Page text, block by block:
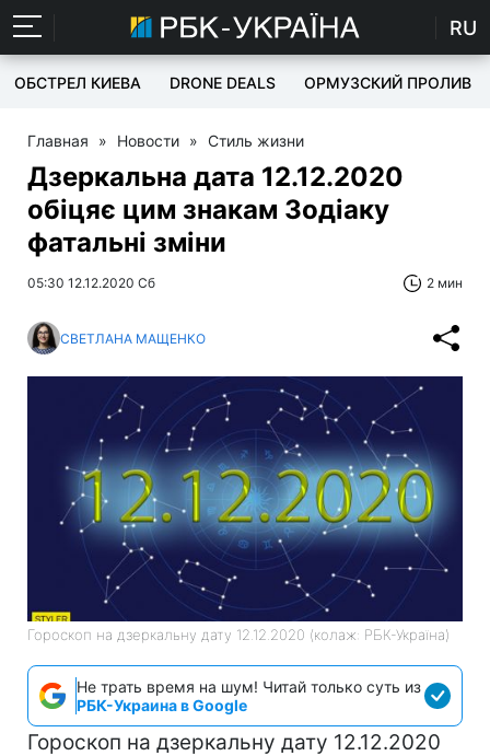
RU
ОБСТРЕЛ КИЕВА DRONE DEALS ОРМУЗСКИЙ ПРОЛИВ
Главная » Новости » Стиль жизни
Дзеркальна дата 12.12.2020
обіцяє цим знакам Зодіаку
фатальні зміни
05:30 12.12.2020 Сб 2 мин
СВЕТЛАНА МАЩЕНКО
Гороскоп на дзеркальну дату 12.12.2020 (колаж: РБК-Україна)
Не трать время на шум! Читай только суть из
РБК-Украина в Google
Гороскоп на дзеркальну дату 12.12.2020